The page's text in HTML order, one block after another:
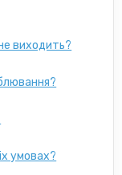
виходить?
умовах?